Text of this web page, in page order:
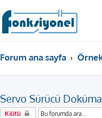
Forum ana sayfa
Servo Sürücü
Kilitli